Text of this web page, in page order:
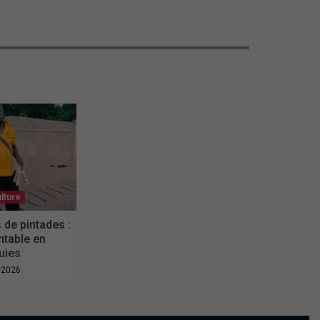
de pintades :
en